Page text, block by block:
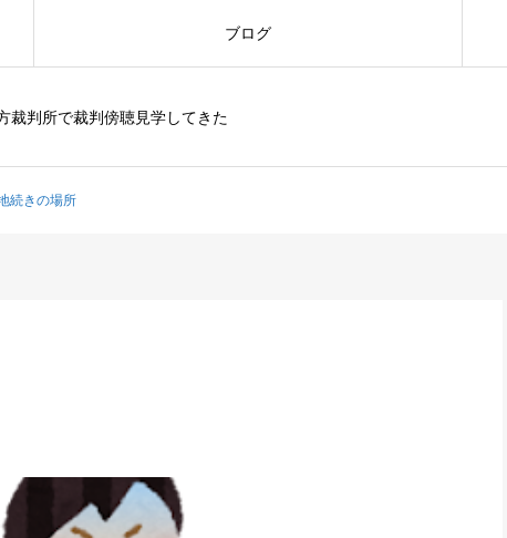
裁判所で裁判傍聴見学してきた
ブログ
続きの場所